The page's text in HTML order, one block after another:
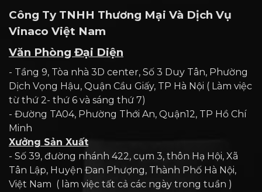
Công Ty TNHH Thương Mại Và Dịch Vụ
Vinaco Việt Nam
Văn Phòng Đại Diện
- Tầng 9, Tòa nhà 3D center, Số 3 Duy Tân, Phường
Dịch Vọng Hậu, Quận Cầu Giấy, TP Hà Nội ( Làm việc
từ thứ 2- thứ 6 và sáng thứ 7)
- Đường TA04, Phường Thới An, Quận12, TP Hồ Chí
Minh
Xưởng Sản Xuất
- Số 39, đường nhánh 422, cụm 3, thôn Hạ Hội, Xã
Tân Lập, Huyện Đan Phượng, Thành Phố Hà Nội,
Việt Nam ( làm việc tất cả các ngày trong tuần )